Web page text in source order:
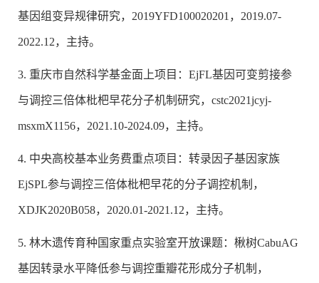
基因组变异规律研究，2019YFD100020201，2019.07-
2022.12，主持。
3. 重庆市自然科学基金面上项目：EjFL基因可变剪接参
与调控三倍体枇杷早花分子机制研究，cstc2021jcyj-
msxmX1156，2021.10-2024.09，主持。
4. 中央高校基本业务费重点项目：转录因子基因家族
EjSPL参与调控三倍体枇杷早花的分子调控机制，
XDJK2020B058，2020.01-2021.12，主持。
5. 林木遗传育种国家重点实验室开放课题：楸树CabuAG
基因转录水平降低参与调控重瓣花形成分子机制，